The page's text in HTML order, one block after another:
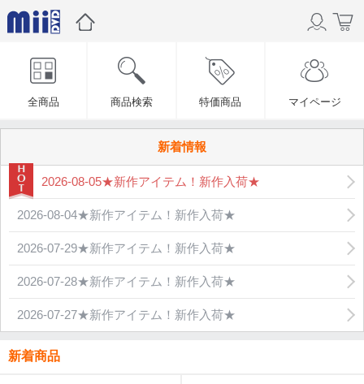
全商品 商品検索 特価商品 マイページ
新着情報
2026-08-05★新作アイテム！新作入荷★
2026-08-04★新作アイテム！新作入荷★
2026-07-29★新作アイテム！新作入荷★
2026-07-28★新作アイテム！新作入荷★
2026-07-27★新作アイテム！新作入荷★
新着商品